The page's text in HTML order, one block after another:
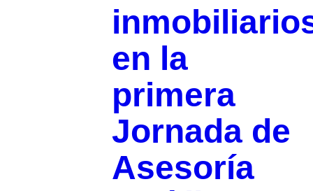
en la
primera
Jornada de
Asesoría